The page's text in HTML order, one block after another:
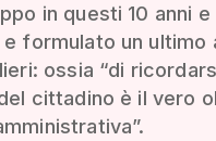
in questi 10 anni e
formulato un ultimo
ossia “di
cittadino è il vero